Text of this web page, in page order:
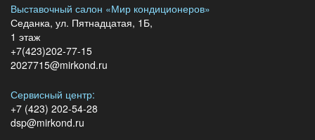
Выставочный салон «Мир кондиционеров»
Седанка, ул. Пятнадцатая, 1Б,
1 этаж
+7(423)202-77-15
2027715@mirkond.ru
Сервисный центр:
+7 (423) 202-54-28
dsp@mirkond.ru